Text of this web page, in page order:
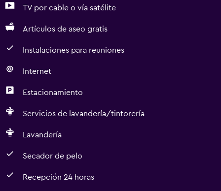
TV por cable o vía satélite
Artículos de aseo gratis
Instalaciones para reuniones
Internet
Estacionamiento
Servicios de lavandería/tintorería
Lavandería
Secador de pelo
Recepción 24 horas